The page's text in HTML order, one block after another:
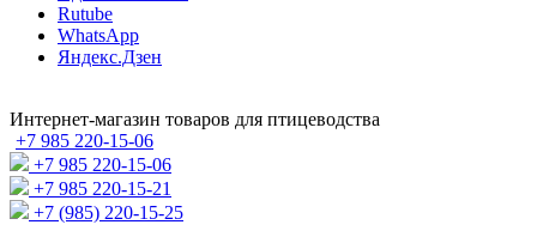
Rutube
WhatsApp
Яндекс.Дзен
Интернет-магазин товаров для птицеводства
+7 985 220-15-06
+7 985 220-15-06
+7 985 220-15-21
+7 (985) 220-15-25